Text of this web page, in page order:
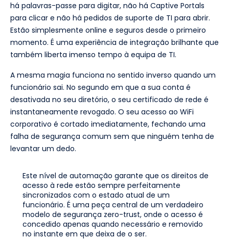
há palavras-passe para digitar, não há Captive Portals
para clicar e não há pedidos de suporte de TI para abrir.
Estão simplesmente online e seguros desde o primeiro
momento. É uma experiência de integração brilhante que
também liberta imenso tempo à equipa de TI.
A mesma magia funciona no sentido inverso quando um
funcionário sai. No segundo em que a sua conta é
desativada no seu diretório, o seu certificado de rede é
instantaneamente revogado. O seu acesso ao WiFi
corporativo é cortado imediatamente, fechando uma
falha de segurança comum sem que ninguém tenha de
levantar um dedo.
Este nível de automação garante que os direitos de
acesso à rede estão sempre perfeitamente
sincronizados com o estado atual de um
funcionário. É uma peça central de um verdadeiro
modelo de segurança zero-trust, onde o acesso é
concedido apenas quando necessário e removido
no instante em que deixa de o ser.